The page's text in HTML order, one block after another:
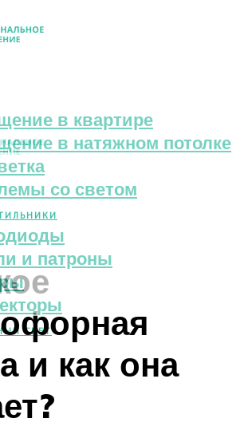
в квартире
в натяжном потолке
со светом
и патроны
СВЕТ
и как она